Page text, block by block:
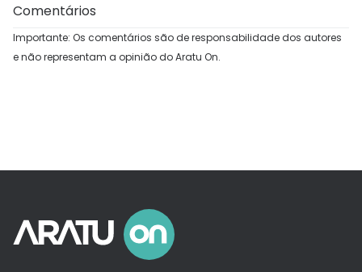
Comentários
Importante: Os comentários são de responsabilidade dos autores
e não representam a opinião do Aratu On.